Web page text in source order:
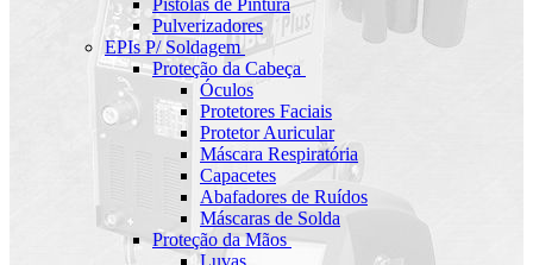
Pistolas de Pintura
Pulverizadores
EPIs P/ Soldagem
Proteção da Cabeça
Óculos
Protetores Faciais
Protetor Auricular
Máscara Respiratória
Capacetes
Abafadores de Ruídos
Máscaras de Solda
Proteção da Mãos